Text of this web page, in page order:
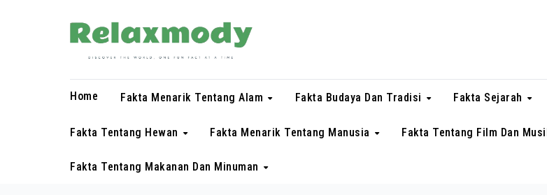
Home Fakta Menarik Tentang Alam Fakta Budaya Dan Tradisi Fakta Sejarah
Fakta Tentang Hewan Fakta Menarik Tentang Manusia Fakta Tentang Film Dan
Fakta Tentang Makanan Dan Minuman